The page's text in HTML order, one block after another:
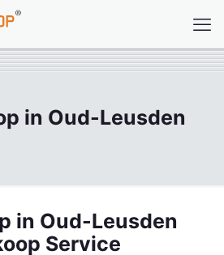
in Oud-Leusden
in Oud-Leusden
Service